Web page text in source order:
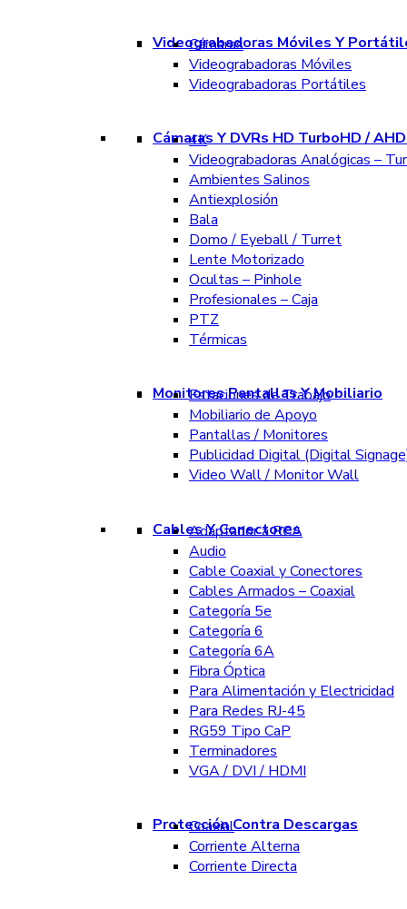
Videograbadoras Móviles Y
Cámaras
Videograbadoras Móviles
Videograbadoras Portátiles
Cámaras Y DVRs HD TurboHD /
4K
Videograbadoras Analógicas –
Ambientes Salinos
Antiexplosión
Bala
Domo / Eyeball / Turret
Lente Motorizado
Ocultas – Pinhole
Profesionales – Caja
PTZ
Térmicas
Monitores Pantallas Y Mobiliario
Estaciones de Trabajo
Mobiliario de Apoyo
Pantallas / Monitores
Publicidad Digital (Digital
Video Wall / Monitor Wall
Cables Y Conectores
Adaptador a RCA
Audio
Cable Coaxial y Conectores
Cables Armados – Coaxial
Categoría 5e
Categoría 6
Categoría 6A
Fibra Óptica
Para Alimentación y Electricidad
Para Redes RJ-45
RG59 Tipo CaP
Terminadores
VGA / DVI / HDMI
Protección Contra Descargas
Coaxial
Corriente Alterna
Corriente Directa